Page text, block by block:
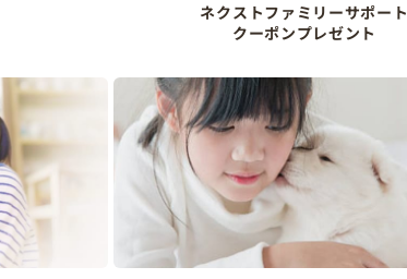
ネクストファミリーサポート
クーポンプレゼント